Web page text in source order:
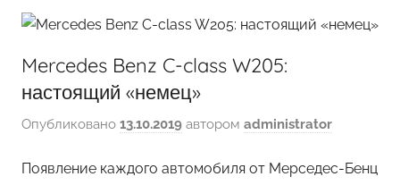
обслуживанию
вашего
авто
Mercedes Benz C-class W205:
настоящий «немец»
Опубликовано 13.10.2019 автором administrator
Появление каждого автомобиля от Мерседес-Бенц